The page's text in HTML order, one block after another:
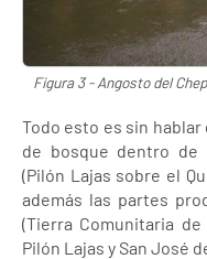
Figura 3 - Angosto del
Todo esto es sin
de bosque dentro de
(Pilón Lajas sobre el
además las partes
(Tierra Comunitaria
Pilón Lajas y San José